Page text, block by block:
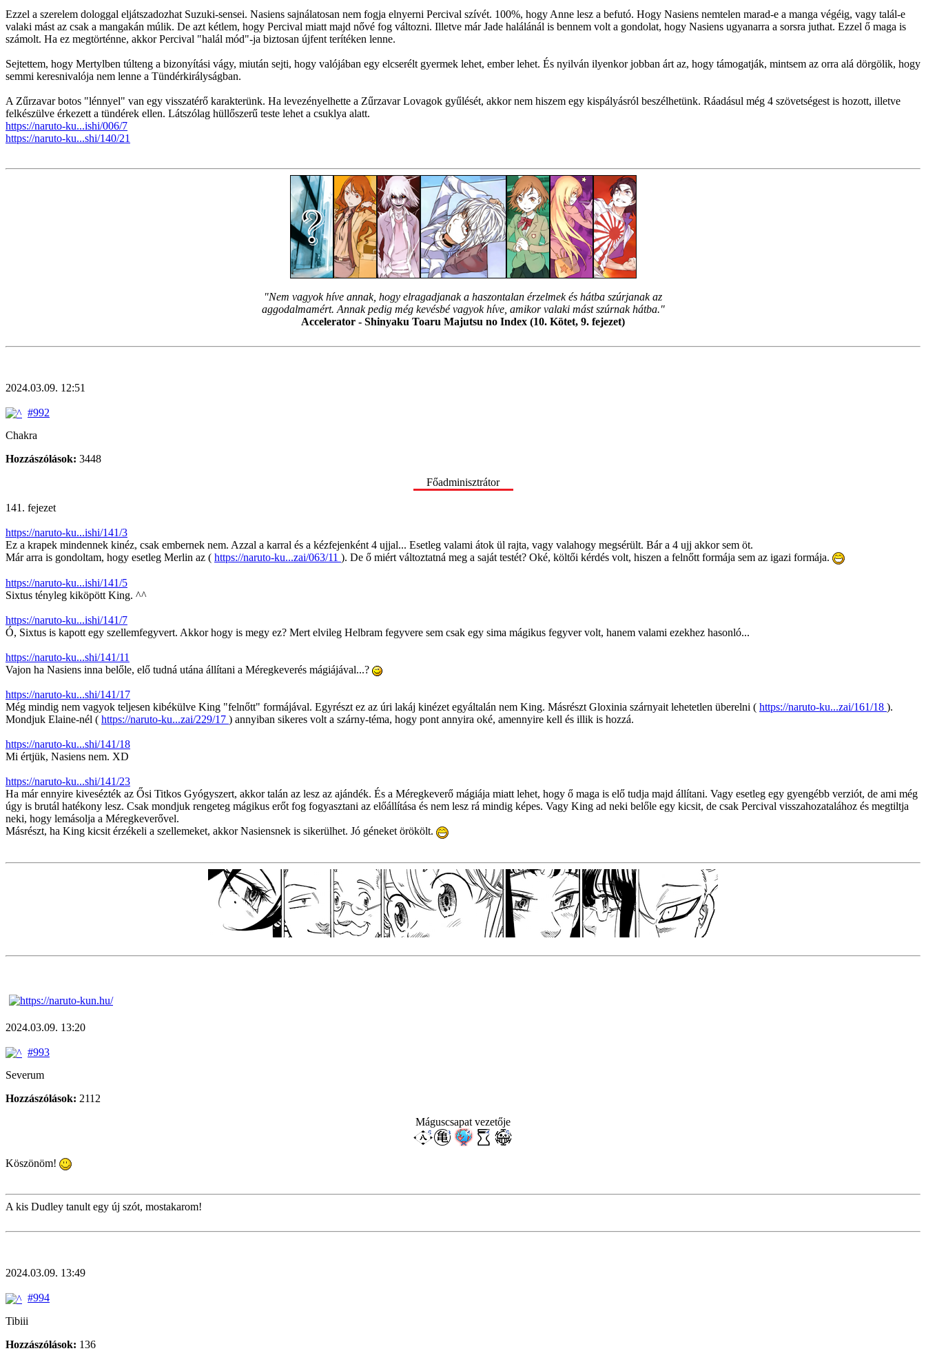
Ezzel a szerelem dologgal eljátszadozhat Suzuki-sensei. Nasiens sajnálatosan nem fogja elnyerni Percival szívét. 100%, hogy Anne lesz a befutó. Hogy Nasiens nemtelen marad-e a manga végéig, vagy talál-e
valaki mást az csak a mangakán múlik. De azt kétlem, hogy Percival miatt majd nővé fog változni. Illetve már Jade halálánál is bennem volt a gondolat, hogy Nasiens ugyanarra a sorsra juthat. Ezzel ő maga is
számolt. Ha ez megtörténne, akkor Percival "halál mód"-ja biztosan újfent terítéken lenne.
Sejtettem, hogy Mertylben túlteng a bizonyítási vágy, miután sejti, hogy valójában egy elcserélt gyermek lehet, ember lehet. És nyilván ilyenkor jobban árt az, hogy támogatják, mintsem az orra alá dörgölik, hogy
semmi keresnivalója nem lenne a Tündérkirályságban.
A Zűrzavar botos "lénnyel" van egy visszatérő karakterünk. Ha levezényelhette a Zűrzavar Lovagok gyűlését, akkor nem hiszem egy kispályásról beszélhetünk. Ráadásul még 4 szövetségest is hozott, illetve
felkészülve érkezett a tündérek ellen. Látszólag hüllőszerű teste lehet a csuklya alatt.
https://naruto-ku...ishi/006/7
https://naruto-ku...shi/140/21
"Nem vagyok híve annak, hogy elragadjanak a haszontalan érzelmek és hátba szúrjanak az
aggodalmamért. Annak pedig még kevésbé vagyok híve, amikor valaki mást szúrnak hátba."
Accelerator - Shinyaku Toaru Majutsu no Index (10. Kötet, 9. fejezet)
2024.03.09. 12:51
#992
Chakra
Hozzászólások: 3448
Főadminisztrátor
141. fejezet
https://naruto-ku...ishi/141/3
Ez a krapek mindennek kinéz, csak embernek nem. Azzal a karral és a kézfejenként 4 ujjal... Esetleg valami átok ül rajta, vagy valahogy megsérült. Bár a 4 ujj akkor sem öt.
Már arra is gondoltam, hogy esetleg Merlin az ( https://naruto-ku...zai/063/11 ). De ő miért változtatná meg a saját testét? Oké, költői kérdés volt, hiszen a felnőtt formája sem az igazi formája.
https://naruto-ku...ishi/141/5
Sixtus tényleg kiköpött King. ^^
https://naruto-ku...ishi/141/7
Ó, Sixtus is kapott egy szellemfegyvert. Akkor hogy is megy ez? Mert elvileg Helbram fegyvere sem csak egy sima mágikus fegyver volt, hanem valami ezekhez hasonló...
https://naruto-ku...shi/141/11
Vajon ha Nasiens inna belőle, elő tudná utána állítani a Méregkeverés mágiájával...?
https://naruto-ku...shi/141/17
Még mindig nem vagyok teljesen kibékülve King "felnőtt" formájával. Egyrészt ez az úri lakáj kinézet egyáltalán nem King. Másrészt Gloxinia szárnyait lehetetlen überelni ( https://naruto-ku...zai/161/18 ).
Mondjuk Elaine-nél ( https://naruto-ku...zai/229/17 ) annyiban sikeres volt a szárny-téma, hogy pont annyira oké, amennyire kell és illik is hozzá.
https://naruto-ku...shi/141/18
Mi értjük, Nasiens nem. XD
https://naruto-ku...shi/141/23
Ha már ennyire kivesézték az Ősi Titkos Gyógyszert, akkor talán az lesz az ajándék. És a Méregkeverő mágiája miatt lehet, hogy ő maga is elő tudja majd állítani. Vagy esetleg egy gyengébb verziót, de ami még
úgy is brutál hatékony lesz. Csak mondjuk rengeteg mágikus erőt fog fogyasztani az előállítása és nem lesz rá mindig képes. Vagy King ad neki belőle egy kicsit, de csak Percival visszahozatalához és megtiltja
neki, hogy lemásolja a Méregkeverővel.
Másrészt, ha King kicsit érzékeli a szellemeket, akkor Nasiensnek is sikerülhet. Jó géneket örökölt.
2024.03.09. 13:20
#993
Severum
Hozzászólások: 2112
Máguscsapat vezetője
Köszönöm!
A kis Dudley tanult egy új szót, mostakarom!
2024.03.09. 13:49
#994
Tibiii
Hozzászólások: 136